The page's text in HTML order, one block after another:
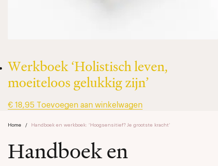
Werkboek ‘Holistisch leven,
moeiteloos gelukkig zijn’
€ 18,95 Toevoegen aan winkelwagen
Home / Handboek en werkboek: ‘Hoogsensitief? Je grootste kracht’
Handboek en